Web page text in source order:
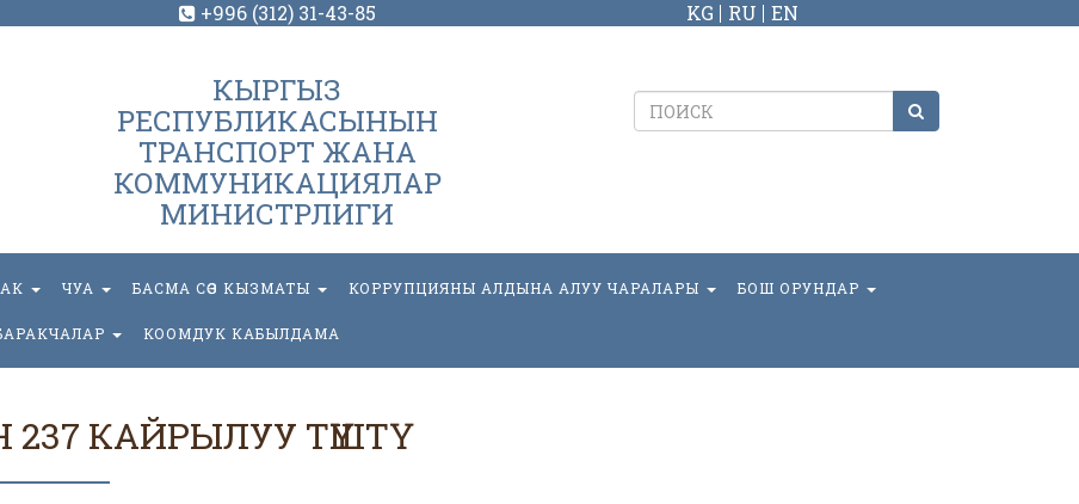
+996 (312) 31-43-85 KG RU EN
КЫРГЫЗ
РЕСПУБЛИКАСЫНЫН
ТРАНСПОРТ ЖАНА
КОММУНИКАЦИЯЛАР
МИНИСТРЛИГИ
ЧУА БАСМА СӨЗ КЫЗМАТЫ КОРРУПЦИЯНЫ АЛДЫНА АЛУУ ЧАРАЛАРЫ БОШ ОРУНДАР
КООМДУК КАБЫЛДАМА
КАЙРЫЛУУ ТҮШТҮ